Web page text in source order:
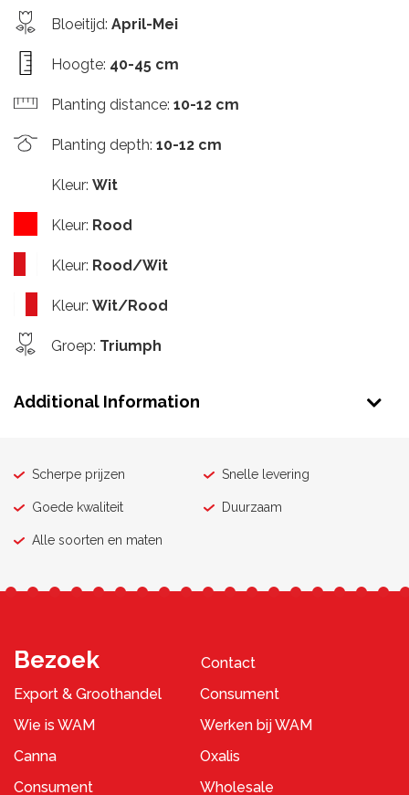
Bloeitijd: April-Mei
Hoogte: 40-45 cm
Planting distance: 10-12 cm
Planting depth: 10-12 cm
Kleur: Wit
Kleur: Rood
Kleur: Rood/Wit
Kleur: Wit/Rood
Groep: Triumph
Additional Information
Scherpe prijzen Snelle levering
Goede kwaliteit Duurzaam
Alle soorten en maten
Bezoek
Contact
Export & Groothandel
Consument
Wie is WAM
Werken bij WAM
Canna
Oxalis
Consument
Wholesale